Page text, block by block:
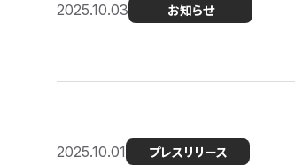
2025.10.03 お知らせ
2025.10.01 プレスリリース